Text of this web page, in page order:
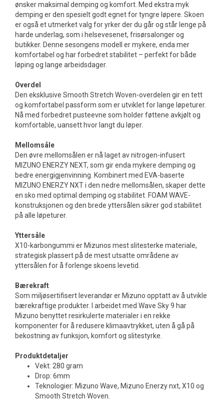
ønsker maksimal demping og komfort. Med ekstra myk
demping er den spesielt godt egnet for tyngre løpere. Skoen
er også et utmerket valg for yrker der du går og står lenge på
harde underlag, som i helsevesenet, frisørsalonger og
butikker. Denne sesongens modell er mykere, enda mer
komfortabel og har forbedret stabilitet – perfekt for både
løping og lange arbeidsdager.
Overdel
Den eksklusive Smooth Stretch Woven-overdelen gir en tett
og komfortabel passform som er utviklet for lange løpeturer.
Nå med forbedret pusteevne som holder føttene avkjølt og
komfortable, uansett hvor langt du løper.
Mellomsåle
Den øvre mellomsålen er nå laget av nitrogen-infusert
MIZUNO ENERZY NEXT, som gir enda mykere demping og
bedre energigjenvinning. Kombinert med EVA-baserte
MIZUNO ENERZY NXT i den nedre mellomsålen, skaper dette
en sko med optimal demping og stabilitet. FOAM WAVE-
konstruksjonen og den brede yttersålen sikrer god stabilitet
på alle løpeturer.
Yttersåle
X10-karbongummi er Mizunos mest slitesterke materiale,
strategisk plassert på de mest utsatte områdene av
yttersålen for å forlenge skoens levetid.
Bærekraft
Som miljøsertifisert leverandør er Mizuno opptatt av å utvikle
bærekraftige produkter. I arbeidet med Wave Sky 9 har
Mizuno benyttet resirkulerte materialer i en rekke
komponenter for å redusere klimaavtrykket, uten å gå på
bekostning av funksjon, komfort og slitestyrke.
Produktdetaljer
Vekt: 280 gram
Drop: 6mm
Teknologier: Mizuno Wave, Mizuno Enerzy nxt, X10 og
Smooth Stretch Woven.